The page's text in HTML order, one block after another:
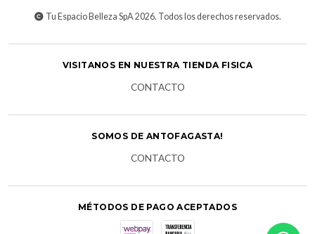
Tu Espacio Belleza SpA 2026. Todos los derechos reservados.
VISITANOS EN NUESTRA TIENDA FISICA
CONTACTO
SOMOS DE ANTOFAGASTA!
CONTACTO
MÉTODOS DE PAGO ACEPTADOS